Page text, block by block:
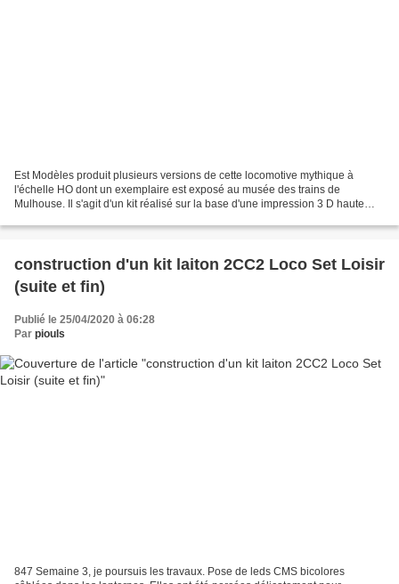
Est Modèles produit plusieurs versions de cette locomotive mythique à
l'échelle HO dont un exemplaire est exposé au musée des trains de
Mulhouse. Il s'agit d'un kit réalisé sur la base d'une impression 3 D haute
construction d'un kit laiton 2CC2 Loco Set Loisir
(suite et fin)
Publié le 25/04/2020 à 06:28
Par piouls
847 Semaine 3, je poursuis les travaux. Pose de leds CMS bicolores